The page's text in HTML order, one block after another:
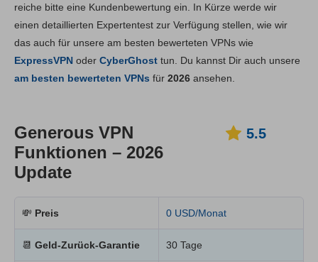
Installation und Apps 5.6
Zuverlässigkeit & Support 3.6
reiche bitte eine Kundenbewertung ein. In Kürze werde wir
einen detaillierten Expertentest zur Verfügung stellen, wie wir
das auch für unsere am besten bewerteten VPNs wie
ExpressVPN oder CyberGhost tun. Du kannst Dir auch unsere
am besten bewerteten VPNs für 2026 ansehen.
Generous VPN
Funktionen – 2026
Update
5.5
💸 Preis 0 USD/Monat
📆 Geld-Zurück-Garantie 30 Tage